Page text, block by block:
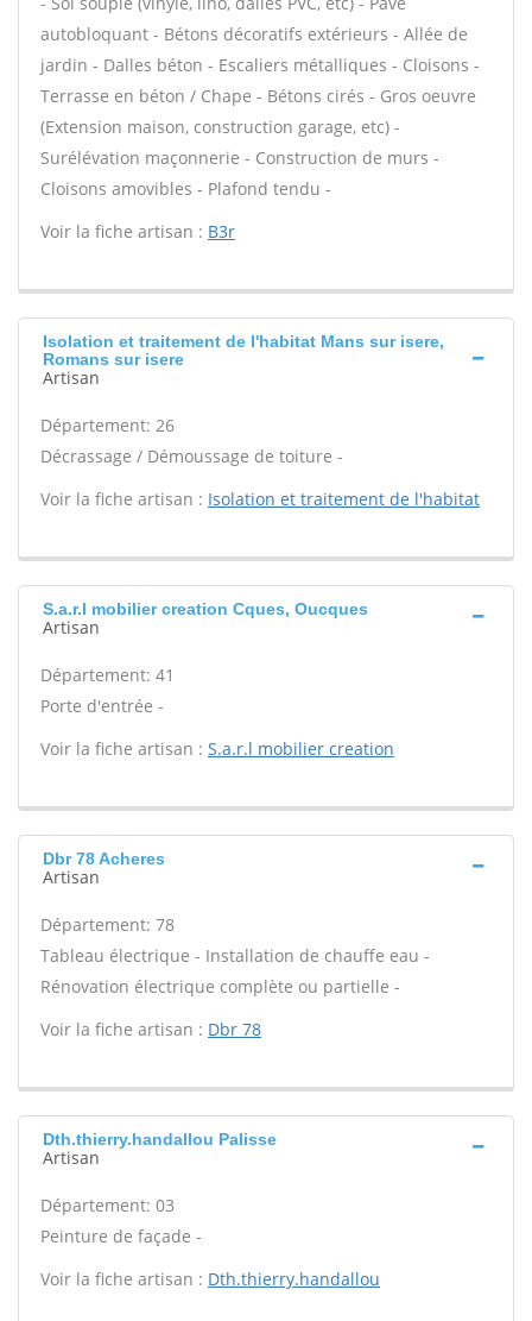
autobloquant - Bétons décoratifs extérieurs - Allée de
jardin - Dalles béton - Escaliers métalliques - Cloisons -
Terrasse en béton / Chape - Bétons cirés - Gros oeuvre
(Extension maison, construction garage, etc) -
Surélévation maçonnerie - Construction de murs -
Cloisons amovibles - Plafond tendu -
Voir la fiche artisan : B3r
Isolation et traitement de l'habitat Mans sur isere,
Romans sur isere
Artisan
Département: 26
Décrassage / Démoussage de toiture -
Voir la fiche artisan : Isolation et traitement de l'habitat
S.a.r.l mobilier creation Cques, Oucques
Artisan
Département: 41
Porte d'entrée -
Voir la fiche artisan : S.a.r.l mobilier creation
Dbr 78 Acheres
Artisan
Département: 78
Tableau électrique - Installation de chauffe eau -
Rénovation électrique complète ou partielle -
Voir la fiche artisan : Dbr 78
Dth.thierry.handallou Palisse
Artisan
Département: 03
Peinture de façade -
Voir la fiche artisan : Dth.thierry.handallou